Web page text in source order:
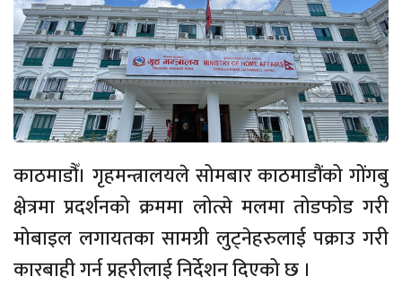
काठमाडौँ। गृहमन्त्रालयले सोमबार काठमाडौंको गोंगबु
क्षेत्रमा प्रदर्शनको क्रममा लोत्से मलमा तोडफोड गरी
मोबाइल लगायतका सामग्री लुट्नेहरुलाई पक्राउ गरी
कारबाही गर्न प्रहरीलाई निर्देशन दिएको छ ।